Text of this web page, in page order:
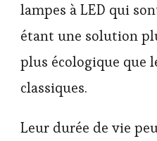
lampes à LED qui
étant une solution
plus écologique que
classiques.
Leur durée de vie